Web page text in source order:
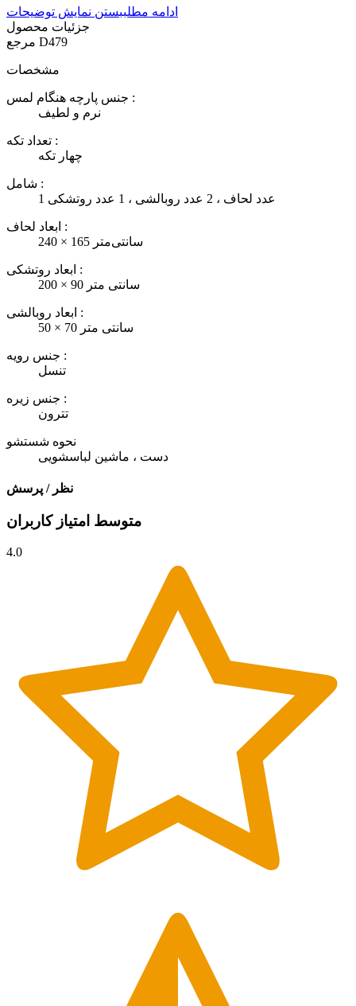
ادامه مطلببستن نمایش توضیحات
جزئیات محصول
D479
مشخصات
جنس پارچه هنگام لمس :
نرم و لطیف
تعداد تکه :
چهار تکه
شامل :
1 عدد لحاف ، 2 عدد روبالشی ، 1 عدد روتشکی
ابعاد لحاف :
240 × 165 سانتی‌متر
ابعاد روتشکی :
200 × 90 سانتی متر
ابعاد روبالشی :
50 × 70 سانتی متر
جنس رویه :
تنسل
جنس زیره :
تترون
نحوه شستشو
دست ، ماشین لباسشویی
نظر / پرسش
متوسط امتیاز کاربران
4.0